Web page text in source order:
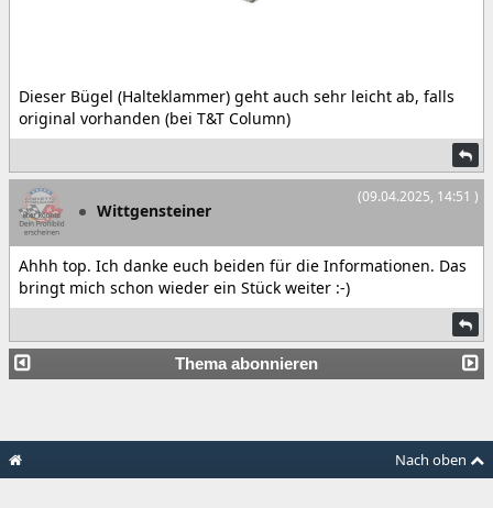
Dieser Bügel (Halteklammer) geht auch sehr leicht ab, falls
original vorhanden (bei T&T Column)
(09.04.2025, 14:51 )
Wittgensteiner
Ahhh top. Ich danke euch beiden für die Informationen. Das
bringt mich schon wieder ein Stück weiter :-)
Thema abonnieren
Nach oben